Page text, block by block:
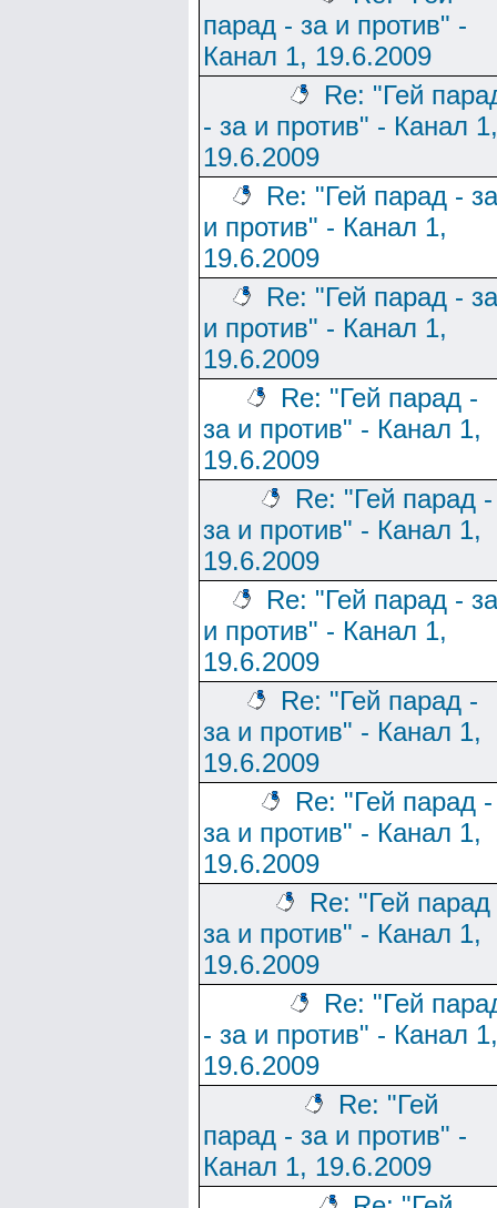
парад - за и против" -
Канал 1, 19.6.2009
Re: "Гей
- за и против" - Канал 1,
19.6.2009
Re: "Гей парад - за
и против" - Канал 1,
19.6.2009
Re: "Гей парад - за
и против" - Канал 1,
19.6.2009
Re: "Гей парад -
за и против" - Канал 1,
19.6.2009
Re: "Гей парад -
за и против" - Канал 1,
19.6.2009
Re: "Гей парад - за
и против" - Канал 1,
19.6.2009
Re: "Гей парад -
за и против" - Канал 1,
19.6.2009
Re: "Гей парад -
за и против" - Канал 1,
19.6.2009
Re: "Гей парад
за и против" - Канал 1,
19.6.2009
Re: "Гей
- за и против" - Канал 1,
19.6.2009
Re: "Гей
парад - за и против" -
Канал 1, 19.6.2009